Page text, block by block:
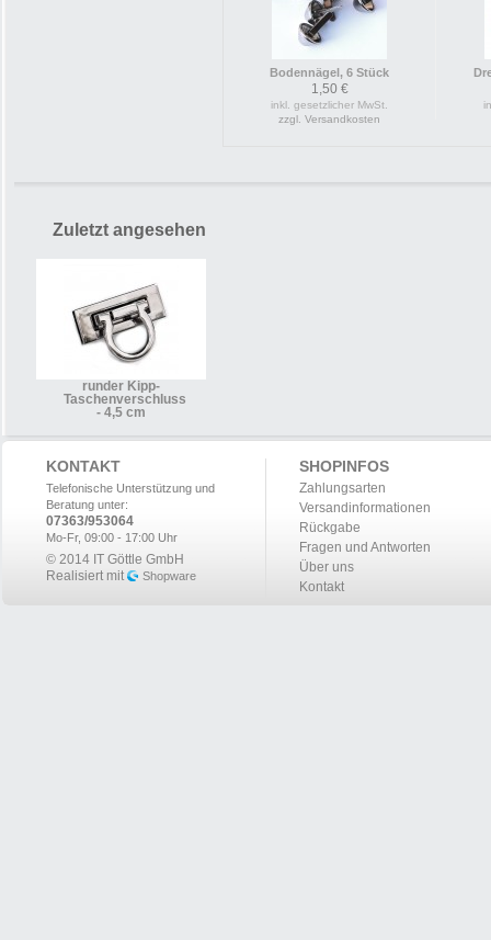
Bodennägel, 6 Stück
1,50 €
inkl. gesetzlicher MwSt.
zzgl. Versandkosten
Zuletzt angesehen
runder Kipp-
Taschenverschluss
- 4,5 cm
KONTAKT
Telefonische Unterstützung und
Beratung unter:
07363/953064
Mo-Fr, 09:00 - 17:00 Uhr
© 2014 IT Göttle GmbH
Realisiert mit
Shopware
SHOPINFOS
Zahlungsarten
Versandinformationen
Rückgabe
Fragen und Antworten
Über uns
Kontakt